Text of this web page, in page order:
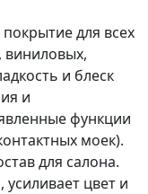
для всех
виниловых,
и блеск
и
функции
моек).
для салона.
цвет и